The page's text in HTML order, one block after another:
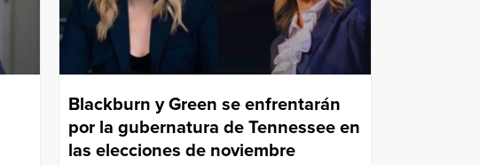
Blackburn y Green se enfrentarán
por la gubernatura de Tennessee en
las elecciones de noviembre